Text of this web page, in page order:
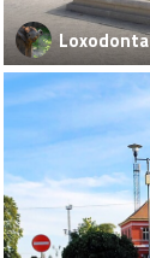
Loxodonta